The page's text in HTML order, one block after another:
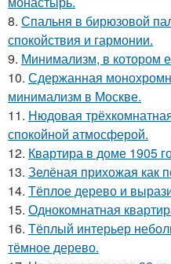
8. Спальня в бирюзовой
спокойствия и гармонии.
9. Минимализм, в котором
10. Сдержанная
минимализм в Москве.
11. Нюдовая
спокойной атмосферой.
12. Квартира в доме 1905
13. Зелёная прихожая как
14. Тёплое дерево и
15. Однокомнатная
16. Тёплый интерьер
тёмное дерево.